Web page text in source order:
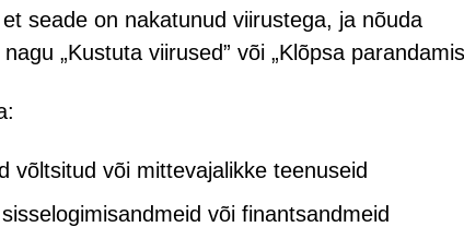
seade on nakatunud viirustega, ja nõuda
„Kustuta viirused” või „Klõpsa
võltsitud või mittevajalikke teenuseid
või finantsandmeid